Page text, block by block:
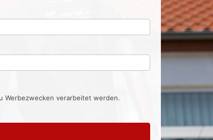
Werbezwecken verarbeitet werden.